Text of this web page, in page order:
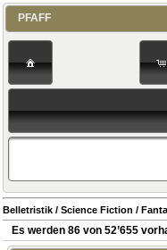
PFAFF
Belletristik / Science Fiction /
Es werden 86 von 52’655